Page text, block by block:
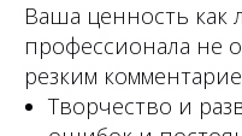
Ваша ценность как
профессионала не
резким
Творчество и